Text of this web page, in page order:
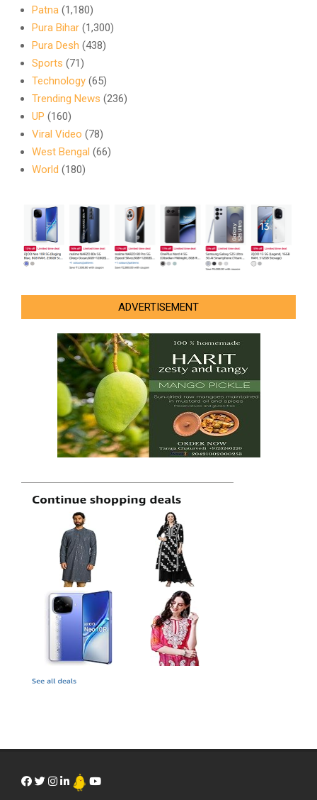
Patna (1,180)
Pura Bihar (1,300)
Pura Desh (438)
Sports (71)
Technology (65)
Trending News (236)
UP (160)
Viral Video (78)
West Bengal (66)
World (180)
ADVERTISEMENT